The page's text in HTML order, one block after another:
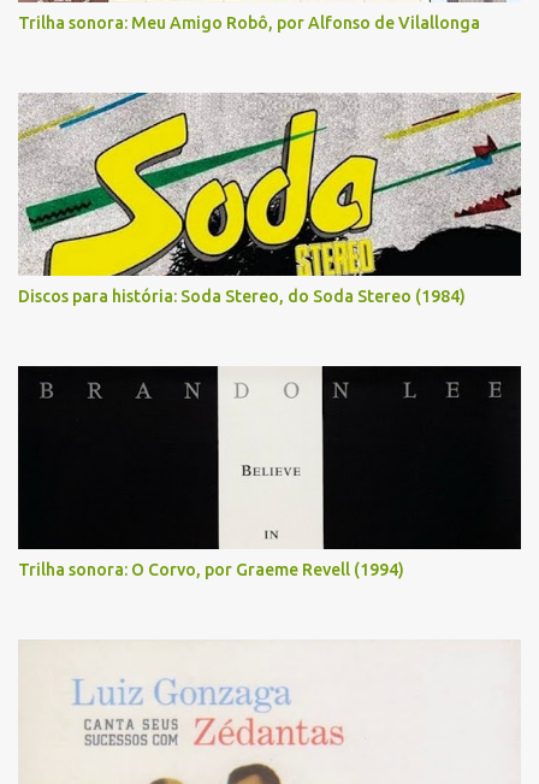
Trilha sonora: Meu Amigo Robô, por Alfonso de Vilallonga
Discos para história: Soda Stereo, do Soda Stereo (1984)
Trilha sonora: O Corvo, por Graeme Revell (1994)